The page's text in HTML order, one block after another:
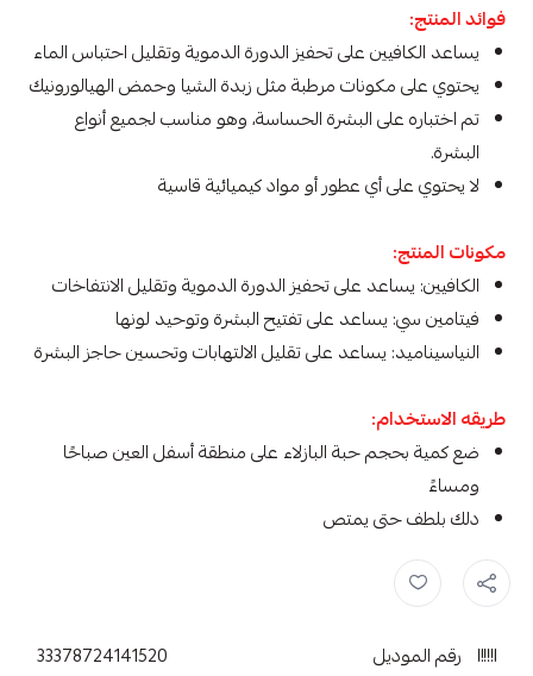
فوائد المنتج:
يساعد الكافيين على تحفيز الدورة الدموية وتقليل احتباس الماء
يحتوي على مكونات مرطبة مثل زبدة الشيا وحمض الهيالورونيك
تم اختباره على البشرة الحساسة، وهو مناسب لجميع أنواع
البشرة.
لا يحتوي على أي عطور أو مواد كيميائية قاسية
مكونات المنتج:
الكافيين: يساعد على تحفيز الدورة الدموية وتقليل الانتفاخات
فيتامين سي: يساعد على تفتيح البشرة وتوحيد لونها
النياسيناميد: يساعد على تقليل الالتهابات وتحسين حاجز البشرة
طريقه الاستخدام:
ضع كمية بحجم حبة البازلاء على منطقة أسفل العين صباحًا
ومساءً
دلك بلطف حتى يمتص
لاروش بوزيه , لاروش ,
رقم الموديل 33378724141520